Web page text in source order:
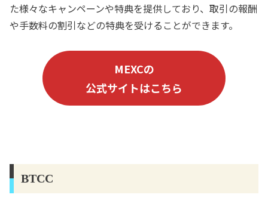
た様々なキャンペーンや特典を提供しており、取引の報酬
や手数料の割引などの特典を受けることができます。
MEXCの
公式サイトはこちら
BTCC